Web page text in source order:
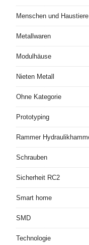
Menschen und Haustiere
Metallwaren
Modulhäuse
Nieten Metall
Ohne Kategorie
Prototyping
Rammer
Schrauben
Sicherheit RC2
Smart home
SMD
Technologie